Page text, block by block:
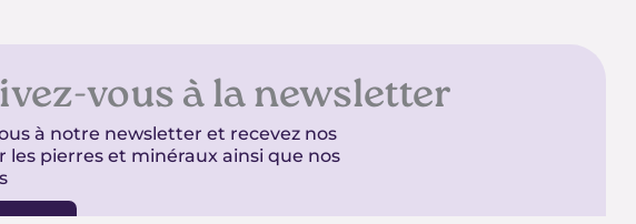
vous à la newsletter
à notre newsletter et recevez nos
les pierres et minéraux ainsi que nos